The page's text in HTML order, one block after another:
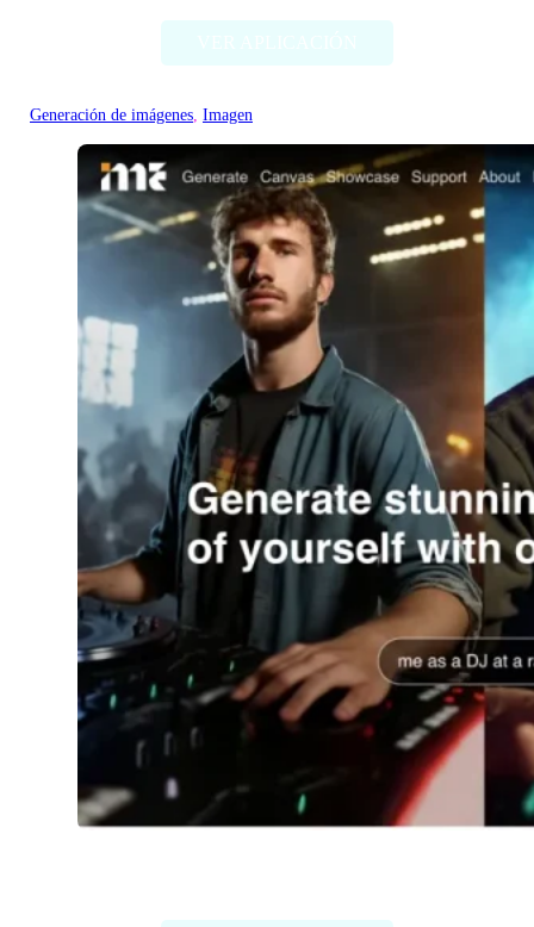
Generación de imágenes, Imagen